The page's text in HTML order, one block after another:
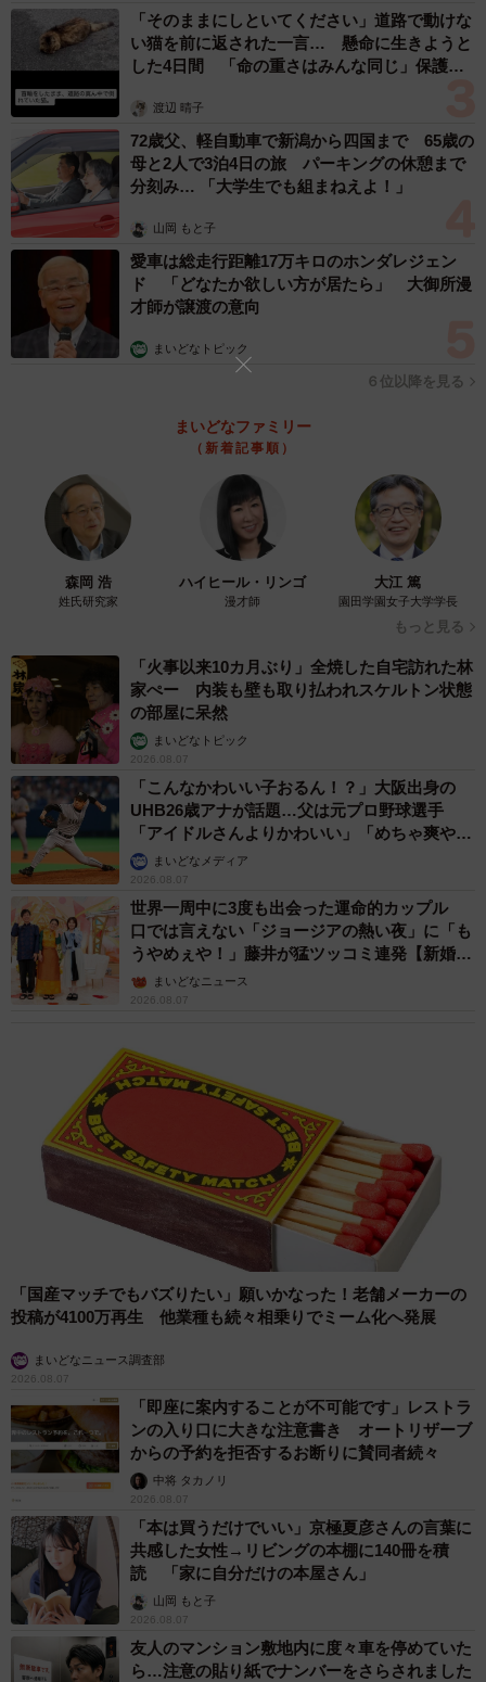
「そのままにしといてください」道路で動けな
い猫を前に返された一言… 懸命に生きようと
した4日間 「命の重さはみんな同じ」保護団
渡辺 晴子
72歳父、軽自動車で新潟から四国まで 65歳の
母と2人で3泊4日の旅 パーキングの休憩まで
分刻み… 「大学生でも組まねえよ！」
山岡 もと子
愛車は総走行距離17万キロのホンダレジェン
ド 「どなたか欲しい方が居たら」 大御所漫
才師が譲渡の意向
まいどなトピック
６位以降を見る
まいどなファミリー
（新着記事順）
森岡 浩
姓氏研究家
ハイヒール・リンゴ
漫才師
大江 篤
園田学園女子大学学長
もっと見る
「火事以来10カ月ぶり」全焼した自宅訪れた林
家ぺー 内装も壁も取り払われスケルトン状態
の部屋に呆然
まいどなトピック
2026.08.07
「こんなかわいい子おるん！？」大阪出身の
UHB26歳アナが話題…父は元プロ野球選手
「アイドルさんよりかわいい」「めちゃ爽や
か」まいどなメディア
2026.08.07
世界一周中に3度も出会った運命的カップル
口では言えない「ジョージアの熱い夜」に「も
うやめぇや！」藤井が猛ツッコミ連発【新婚さ
ん】まいどなニュース
2026.08.07
「国産マッチでもバズりたい」願いかなった！老舗メーカーの
投稿が4100万再生 他業種も続々相乗りでミーム化へ発展
まいどなニュース調査部
2026.08.07
「即座に案内することが不可能です」レストラ
ンの入り口に大きな注意書き オートリザーブ
からの予約を拒否するお断りに賛同者続々
中将 タカノリ
2026.08.07
「本は買うだけでいい」京極夏彦さんの言葉に
共感した女性→リビングの本棚に140冊を積
読 「家に自分だけの本屋さん」
山岡 もと子
2026.08.07
友人のマンション敷地内に度々車を停めていた
ら…注意の貼り紙でナンバーをさらされました